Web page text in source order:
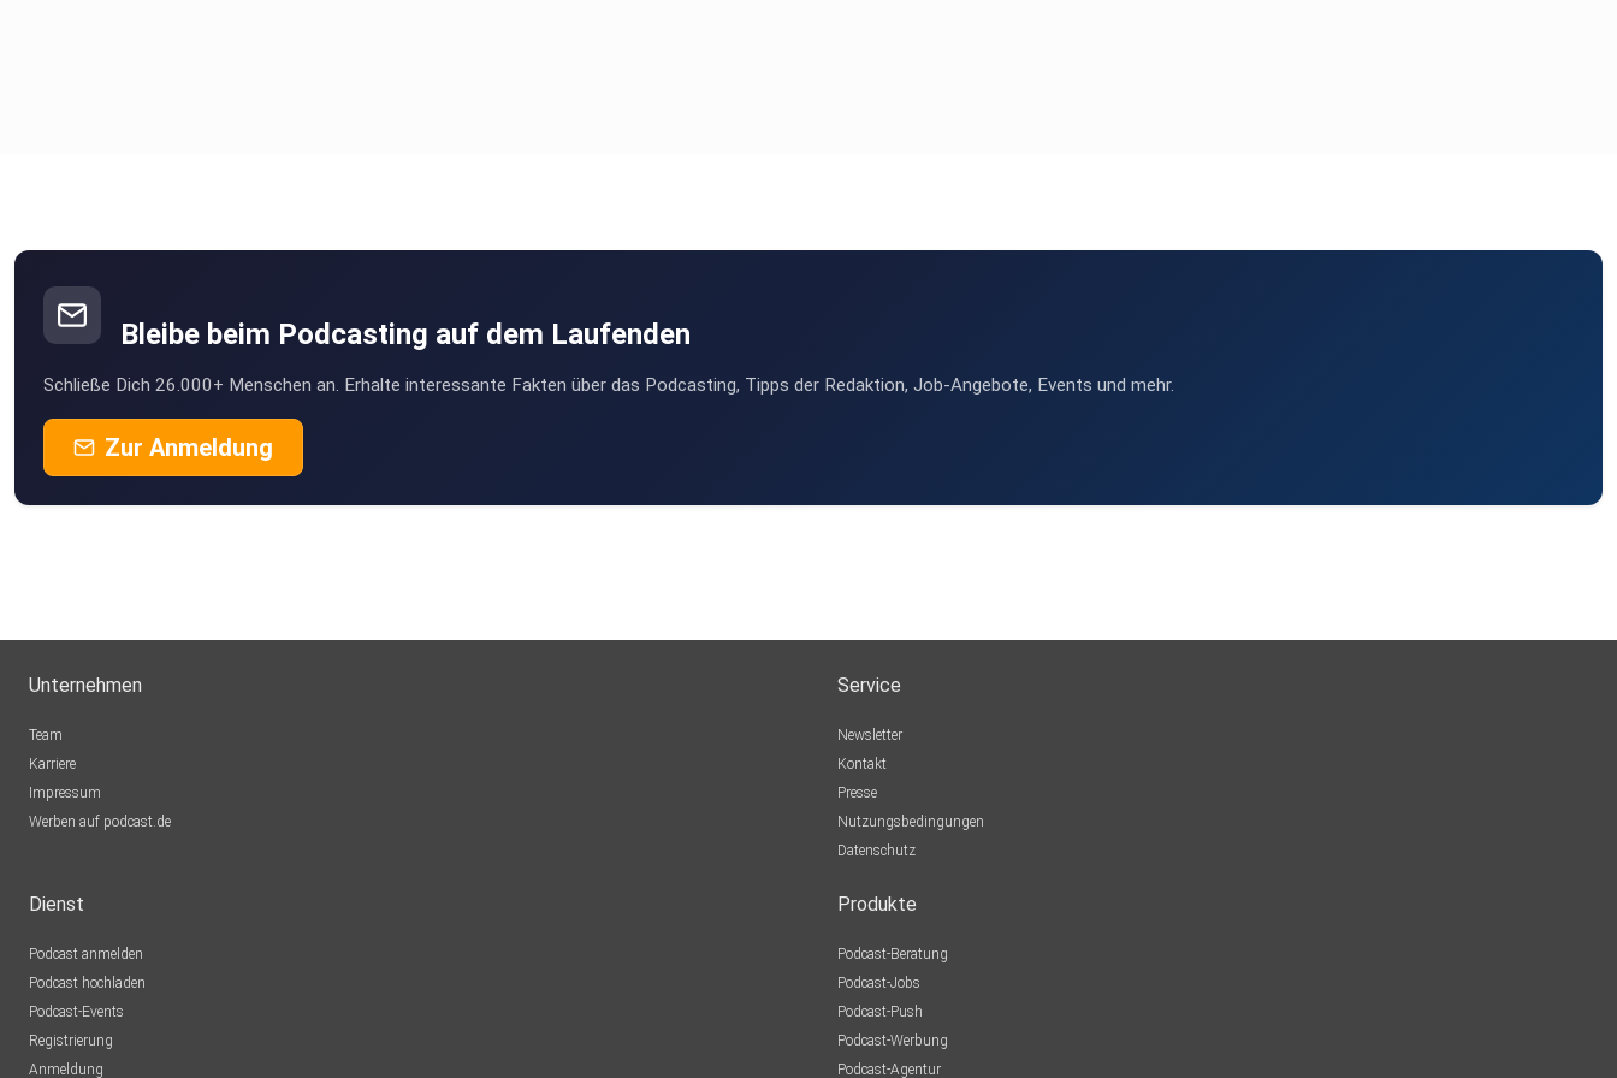
Bleibe beim Podcasting auf dem Laufenden
Schließe Dich 26.000+ Menschen an. Erhalte interessante Fakten über das Podcasting, Tipps der Redaktion, Job-Angebote, Events und mehr.
Zur Anmeldung
Unternehmen
Team
Karriere
Impressum
Werben auf podcast.de
Service
Newsletter
Kontakt
Presse
Nutzungsbedingungen
Datenschutz
Dienst
Podcast anmelden
Podcast hochladen
Podcast-Events
Registrierung
Anmeldung
Produkte
Podcast-Beratung
Podcast-Jobs
Podcast-Push
Podcast-Werbung
Podcast-Agentur